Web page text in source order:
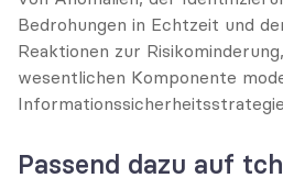
Bedrohungen in Echtzeit und
Reaktionen zur
wesentlichen Komponente
Passend dazu auf